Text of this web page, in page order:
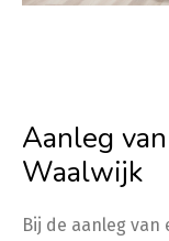
Aanleg
Waalwijk
Bij de aanleg